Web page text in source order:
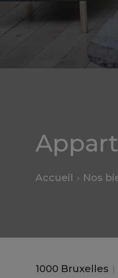
Accueil Nos
1000 Bruxelles